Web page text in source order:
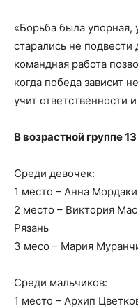
«Борьба была упорная,
старались не подвести
командная работа
когда победа зависит
учит ответственности
В возрастной группе
Среди девочек:
1 место – Анна
2 место – Виктория
Рязань
3 месо – Мария
Среди мальчиков:
1 место – Архип